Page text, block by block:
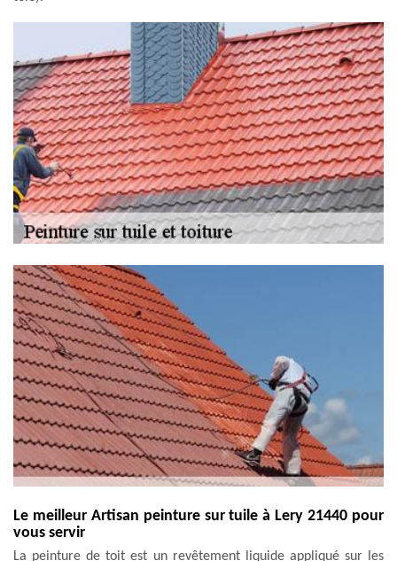
Le meilleur Artisan peinture sur tuile à Lery 21440 pour
vous servir
La peinture de toit est un revêtement liquide appliqué sur les